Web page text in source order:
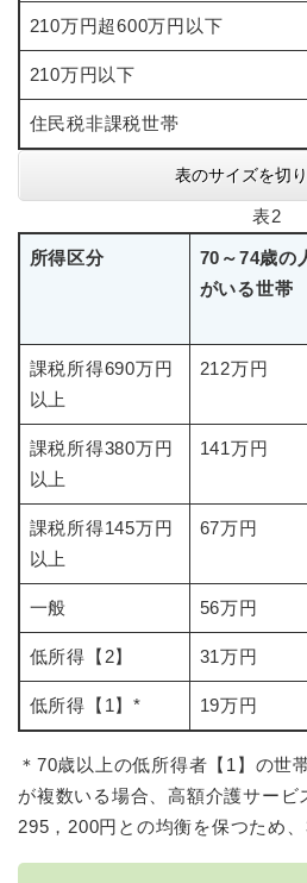
210万円超600万円以下
210万円以下
住民税非課税世帯
表のサイズを切
表2
所得区分
70～74歳の
がいる世帯
課税所得690万円
以上
212万円
課税所得380万円
以上
141万円
課税所得145万円
以上
67万円
一般 56万円
低所得【2】 31万円
低所得【1】* 19万円
＊70歳以上の低所得者【1】の世
が複数いる場合、高額介護サービ
295，200円との均衡を保つため